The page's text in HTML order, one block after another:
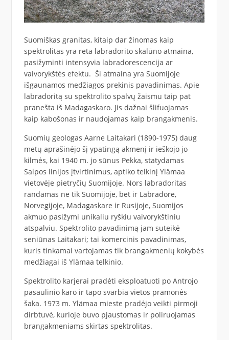
Suomiškas granitas, kitaip dar žinomas kaip
spektrolitas yra reta labradorito skalūno atmaina,
pasižyminti intensyvia labradorescencija ar
vaivorykštės efektu. Ši atmaina yra Suomijoje
išgaunamos medžiagos prekinis pavadinimas. Apie
labradoritą su spektrolito spalvų žaismu taip pat
pranešta iš Madagaskaro. Jis dažnai šlifuojamas
kaip kabošonas ir naudojamas kaip brangakmenis.
Suomių geologas Aarne Laitakari (1890-1975) daug
metų aprašinėjo šį ypatingą akmenį ir ieškojo jo
kilmės, kai 1940 m. jo sūnus Pekka, statydamas
Salpos linijos įtvirtinimus, aptiko telkinį Ylämaa
vietovėje pietryčių Suomijoje. Nors labradoritas
randamas ne tik Suomijoje, bet ir Labradore,
Norvegijoje, Madagaskare ir Rusijoje, Suomijos
akmuo pasižymi unikaliu ryškiu vaivorykštiniu
atspalviu. Spektrolito pavadinimą jam suteikė
seniūnas Laitakari; tai komercinis pavadinimas,
kuris tinkamai vartojamas tik brangakmenių kokybės
medžiagai iš Ylämaa telkinio.
Spektrolito karjerai pradėti eksploatuoti po Antrojo
pasaulinio karo ir tapo svarbia vietos pramonės
šaka. 1973 m. Ylämaa mieste pradėjo veikti pirmoji
dirbtuvė, kurioje buvo pjaustomas ir poliruojamas
brangakmeniams skirtas spektrolitas.